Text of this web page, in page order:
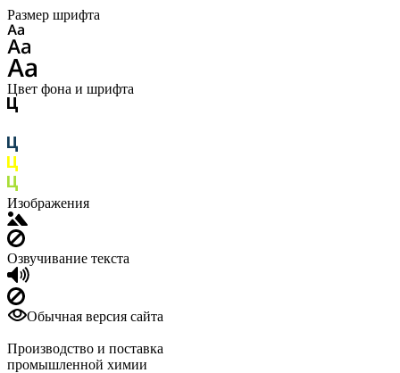
Размер шрифта
Цвет фона и шрифта
Изображения
Озвучивание текста
Обычная версия сайта
Производство и поставка
промышленной химии